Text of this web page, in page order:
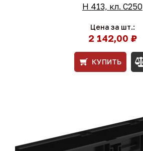
H 413, кл. С250
Цена за шт.:
2 142,00 ₽
КУПИТЬ